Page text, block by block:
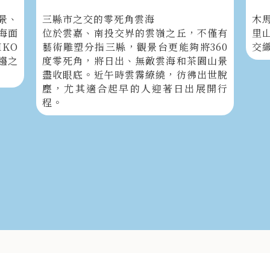
、
面
之
三縣市之交的零死角雲海
位於雲嘉、南投交界的雲嶺之丘，不僅有
藝術雕塑分指三縣，觀景台更能夠將360
度零死角，將日出、無敵雲海和茶園山景
盡收眼底。近午時雲霧繚繞，彷彿出世脫
塵，尤其適合起早的人迎著日出展開行
程。
木
里
交